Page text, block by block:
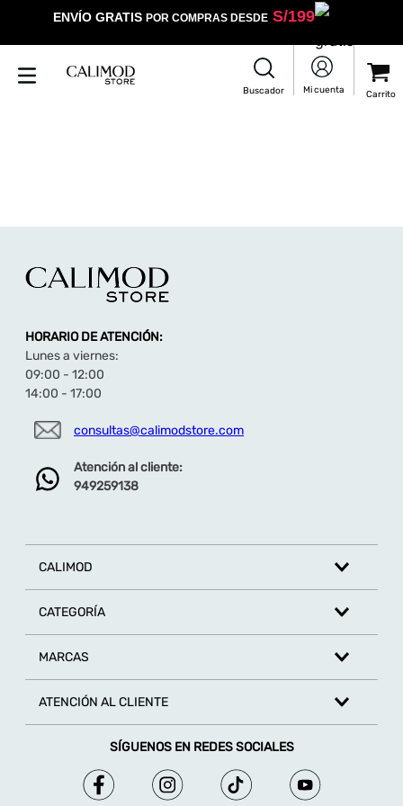
ENVÍO GRATIS POR COMPRAS DESDES/199
HORARIO DE ATENCIÓN:
Lunes a viernes:
09:00 - 12:00
14:00 - 17:00
consultas@calimodstore.com
Atención al cliente:
949259138
CALIMOD
CATEGORÍA
MARCAS
ATENCIÓN AL CLIENTE
SÍGUENOS EN REDES SOCIALES